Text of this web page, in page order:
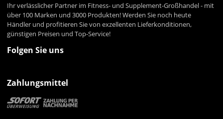
Ihr verlässlicher Partner im Fitness- und Supplement-Großhandel - mit
über 100 Marken und 3000 Produkten! Werden Sie noch heute
Händler und profitieren Sie von exzellenten Lieferkonditionen,
günstigen Preisen und Top-Service!
Folgen Sie uns
Zahlungsmittel